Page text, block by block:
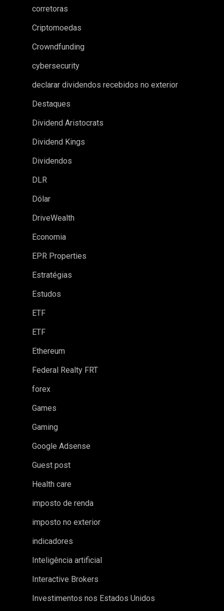
corretoras
Criptomoedas
Crowndfunding
cybersecurity
declarar dividendos recebidos no exterior
Destaques
Dividend Aristocrats
Dividend Kings
Dividendos
DLR
Dólar
DriveWealth
Economia
EPR Properties
Estratégias
Estudos
ETF
ETF
Ethereum
Federal Realty FRT
forex
Games
Gaming
Google Adsense
Guest post
Health care
imposto de renda
imposto no exterior
indicadores
Inteligência artificial
Interactive Brokers
Investimentos nos Estados Unidos